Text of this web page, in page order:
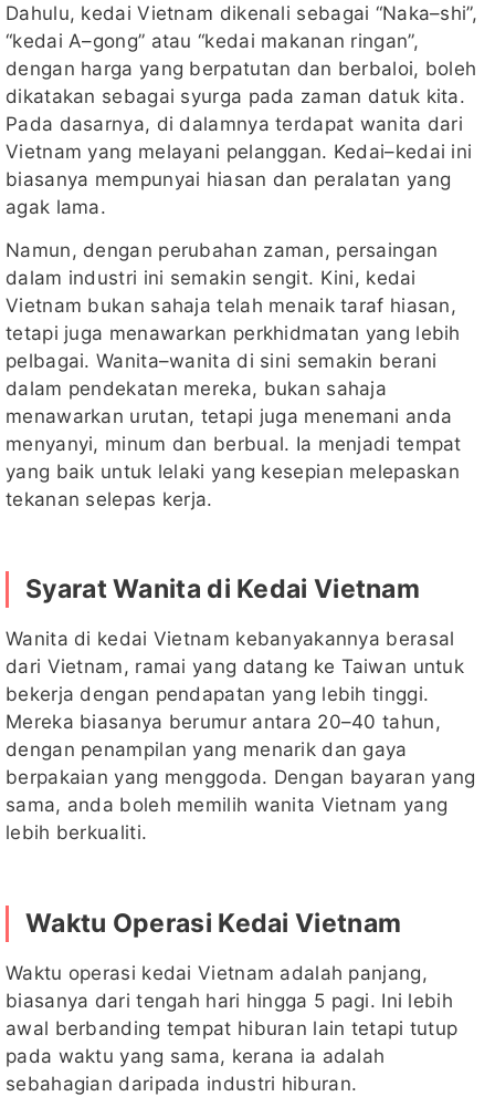
Dahulu, kedai Vietnam dikenali sebagai “Naka–shi”,
“kedai A–gong” atau “kedai makanan ringan”,
dengan harga yang berpatutan dan berbaloi, boleh
dikatakan sebagai syurga pada zaman datuk kita.
Pada dasarnya, di dalamnya terdapat wanita dari
Vietnam yang melayani pelanggan. Kedai–kedai ini
biasanya mempunyai hiasan dan peralatan yang
agak lama.
Namun, dengan perubahan zaman, persaingan
dalam industri ini semakin sengit. Kini, kedai
Vietnam bukan sahaja telah menaik taraf hiasan,
tetapi juga menawarkan perkhidmatan yang lebih
pelbagai. Wanita–wanita di sini semakin berani
dalam pendekatan mereka, bukan sahaja
menawarkan urutan, tetapi juga menemani anda
menyanyi, minum dan berbual. Ia menjadi tempat
yang baik untuk lelaki yang kesepian melepaskan
tekanan selepas kerja.
Syarat Wanita di Kedai Vietnam
Wanita di kedai Vietnam kebanyakannya berasal
dari Vietnam, ramai yang datang ke Taiwan untuk
bekerja dengan pendapatan yang lebih tinggi.
Mereka biasanya berumur antara 20–40 tahun,
dengan penampilan yang menarik dan gaya
berpakaian yang menggoda. Dengan bayaran yang
sama, anda boleh memilih wanita Vietnam yang
lebih berkualiti.
Waktu Operasi Kedai Vietnam
Waktu operasi kedai Vietnam adalah panjang,
biasanya dari tengah hari hingga 5 pagi. Ini lebih
awal berbanding tempat hiburan lain tetapi tutup
pada waktu yang sama, kerana ia adalah
sebahagian daripada industri hiburan.